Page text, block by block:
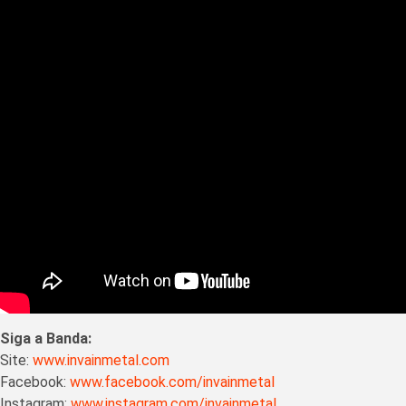
Siga a Banda:
Site: www.invainmetal.com
Facebook: www.facebook.com/invainmetal